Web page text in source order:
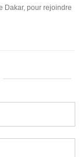
Dakar, pour rejoindre